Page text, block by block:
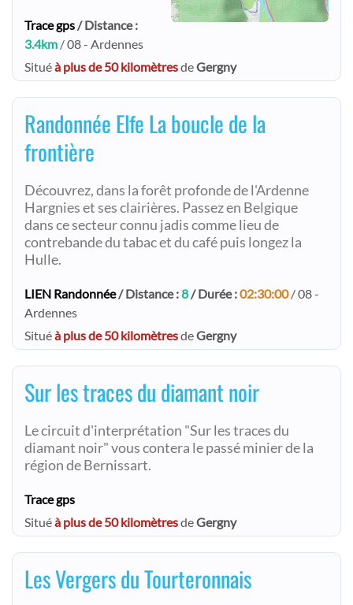
Trace gps/ Distance :
3.4km / 08 - Ardennes
Situéà plus de 50 kilomètresdeGergny
Randonnée Elfe La boucle de la
frontière
Découvrez, dans la forêt profonde de l'Ardenne
Hargnies et ses clairières. Passez en Belgique
dans ce secteur connu jadis comme lieu de
contrebande du tabac et du café puis longez la
Hulle.
LIEN Randonnée/ Distance :8/ Durée :02:30:00/ 08 -
Ardennes
Situéà plus de 50 kilomètresdeGergny
Sur les traces du diamant noir
Le circuit d'interprétation "Sur les traces du
diamant noir" vous contera le passé minier de la
région de Bernissart.
Trace gps
Situéà plus de 50 kilomètresdeGergny
Les Vergers du Tourteronnais